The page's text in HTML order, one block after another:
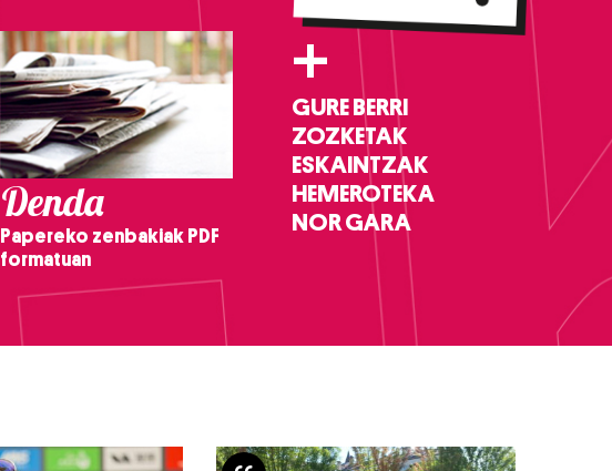
Denda
Papereko zenbakiak PDF
formatuan
+
GURE BERRI
ZOZKETAK
ESKAINTZAK
HEMEROTEKA
NOR GARA